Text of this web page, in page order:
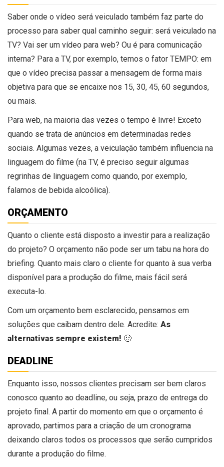
Saber onde o vídeo será veiculado também faz parte do
processo para saber qual caminho seguir: será veiculado na
TV? Vai ser um vídeo para web? Ou é para comunicação
interna? Para a TV, por exemplo, temos o fator TEMPO: em
que o vídeo precisa passar a mensagem de forma mais
objetiva para que se encaixe nos 15, 30, 45, 60 segundos,
ou mais.
Para web, na maioria das vezes o tempo é livre! Exceto
quando se trata de anúncios em determinadas redes
sociais. Algumas vezes, a veiculação também influencia na
linguagem do filme (na TV, é preciso seguir algumas
regrinhas de linguagem como quando, por exemplo,
falamos de bebida alcoólica).
ORÇAMENTO
Quanto o cliente está disposto a investir para a realização
do projeto? O orçamento não pode ser um tabu na hora do
briefing. Quanto mais claro o cliente for quanto à sua verba
disponível para a produção do filme, mais fácil será
executa-lo.
Com um orçamento bem esclarecido, pensamos em
soluções que caibam dentro dele. Acredite: As
alternativas sempre existem! 🙂
DEADLINE
Enquanto isso, nossos clientes precisam ser bem claros
conosco quanto ao deadline, ou seja, prazo de entrega do
projeto final. A partir do momento em que o orçamento é
aprovado, partimos para a criação de um cronograma
deixando claros todos os processos que serão cumpridos
durante a produção do filme.